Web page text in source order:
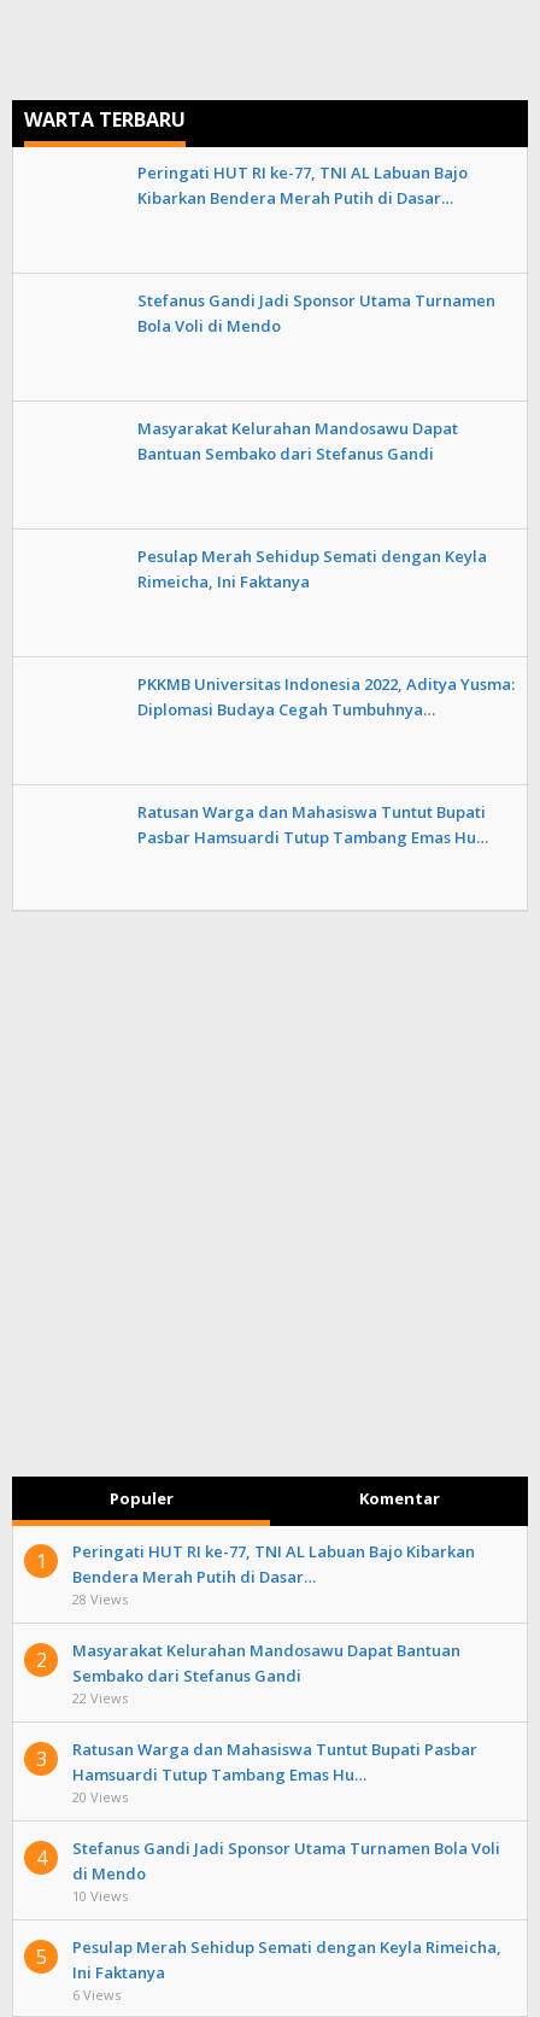
WARTA TERBARU
Peringati HUT RI ke-77, TNI AL Labuan Bajo
Kibarkan Bendera Merah Putih di Dasar…
Stefanus Gandi Jadi Sponsor Utama Turnamen
Bola Voli di Mendo
Masyarakat Kelurahan Mandosawu Dapat
Bantuan Sembako dari Stefanus Gandi
Pesulap Merah Sehidup Semati dengan Keyla
Rimeicha, Ini Faktanya
PKKMB Universitas Indonesia 2022, Aditya Yusma:
Diplomasi Budaya Cegah Tumbuhnya…
Ratusan Warga dan Mahasiswa Tuntut Bupati
Pasbar Hamsuardi Tutup Tambang Emas Hu…
Populer Komentar
1
Peringati HUT RI ke-77, TNI AL Labuan Bajo Kibarkan
Bendera Merah Putih di Dasar…
28 Views
2
Masyarakat Kelurahan Mandosawu Dapat Bantuan
Sembako dari Stefanus Gandi
22 Views
3
Ratusan Warga dan Mahasiswa Tuntut Bupati Pasbar
Hamsuardi Tutup Tambang Emas Hu…
20 Views
4
Stefanus Gandi Jadi Sponsor Utama Turnamen Bola Voli
di Mendo
10 Views
5
Pesulap Merah Sehidup Semati dengan Keyla Rimeicha,
Ini Faktanya
6 Views